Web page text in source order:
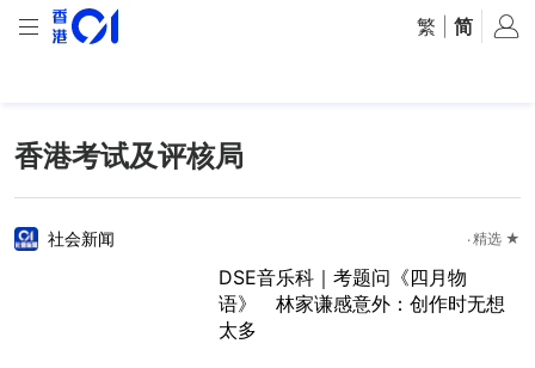
繁 简
香港考试及评核局
社会新闻 精选 ★
DSE音乐科｜考题问《四月物
语》 林家谦感意外：创作时无想
太多